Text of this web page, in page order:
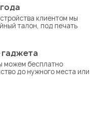
клиентом мы
талон, под печать
можем бесплатно
до нужного места или